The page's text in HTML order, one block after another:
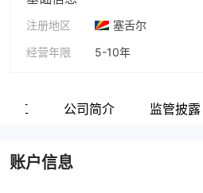
注册地区
塞舌尔
经营年限
5-10年
工 公司简介 监管披露
账户信息